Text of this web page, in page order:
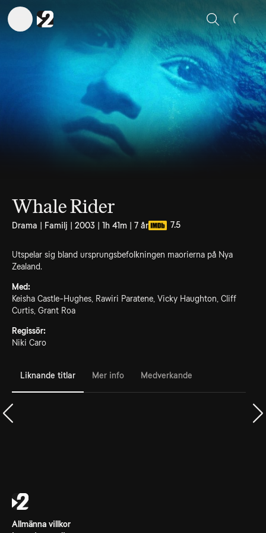
Sök
Whale Rider
Drama | Familj | 2003 | 1h 41m | 7 år 7.5
Utspelar sig bland ursprungsbefolkningen maorierna på Nya
Zealand.
Med:
Keisha Castle-Hughes, Rawiri Paratene, Vicky Haughton, Cliff
Curtis, Grant Roa
Regissör:
Niki Caro
Liknande titlar Mer info Medverkande
Allmänna villkor